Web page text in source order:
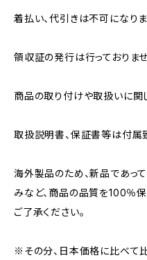
着払い、代引きは不可になりま
領収証の発行は行っておりま
商品の取り付けや取扱いに関
取扱説明書、保証書等は付属
海外製品のため、新品であっ
みなど、商品の品質を100％
ご了承ください。
※その分、日本価格に比べて